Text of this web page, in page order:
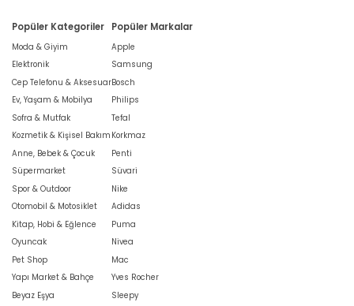
Popüler Kategoriler
Moda & Giyim
Elektronik
Cep Telefonu & Aksesuar
Ev, Yaşam & Mobilya
Sofra & Mutfak
Kozmetik & Kişisel Bakım
Anne, Bebek & Çocuk
Süpermarket
Spor & Outdoor
Otomobil & Motosiklet
Kitap, Hobi & Eğlence
Oyuncak
Pet Shop
Yapı Market & Bahçe
Beyaz Eşya
Popüler Markalar
Apple
Samsung
Bosch
Philips
Tefal
Korkmaz
Penti
Süvari
Nike
Adidas
Puma
Nivea
Mac
Yves Rocher
Sleepy